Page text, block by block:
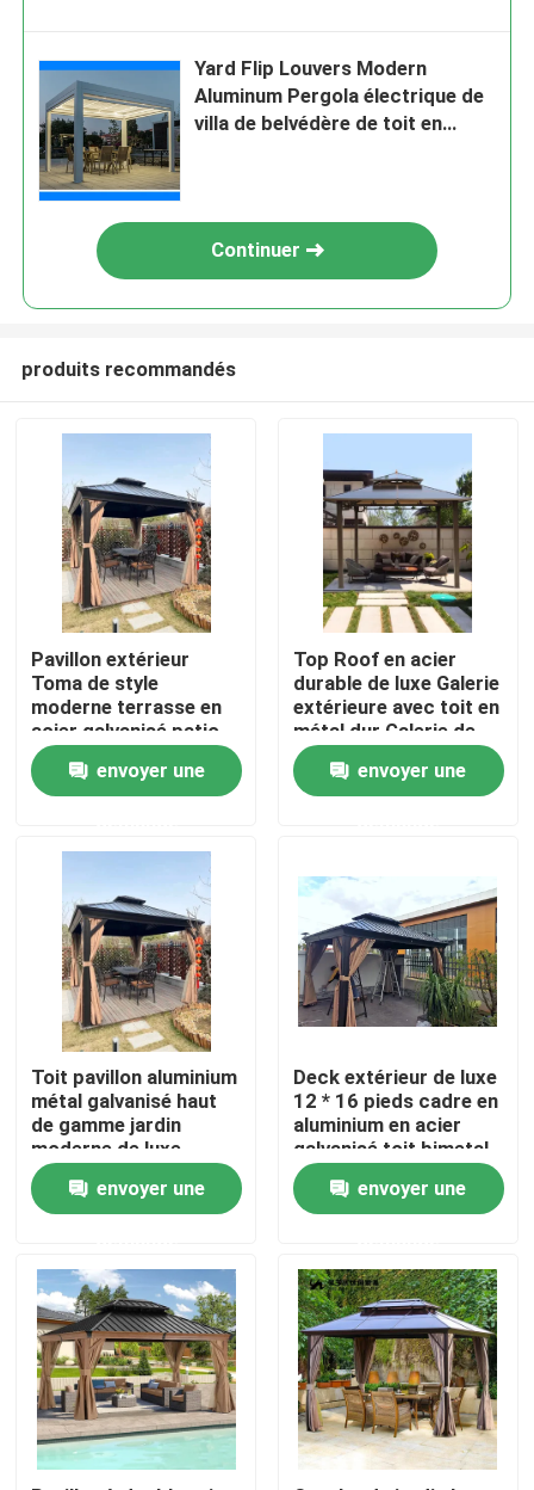
Maison
Au sujet de nous
Visite d'usine
Contrôle de qualité
Contactez-nous
Demandez une citation
Pergola en aluminium de patio
Pergola à abats-sons en aluminium
Yard Flip Louvers Modern
Aluminum Pergola électrique de
villa de belvédère de toit en
Continuer
produits recommandés
Pavillon extérieur
Toma de style
moderne terrasse en
acier galvanisé patio
avec double toit de
design envoyer une
Top Roof en acier
durable de luxe Galerie
extérieure avec toit en
métal dur Galerie de
tente
envoyer une
Toit pavillon aluminium
métal galvanisé haut
de gamme jardin
moderne de luxe
envoyer une
Deck extérieur de luxe
12 * 16 pieds cadre en
aluminium en acier
galvanisé toit bimetal
dur haut gazebo jardin
envoyer une